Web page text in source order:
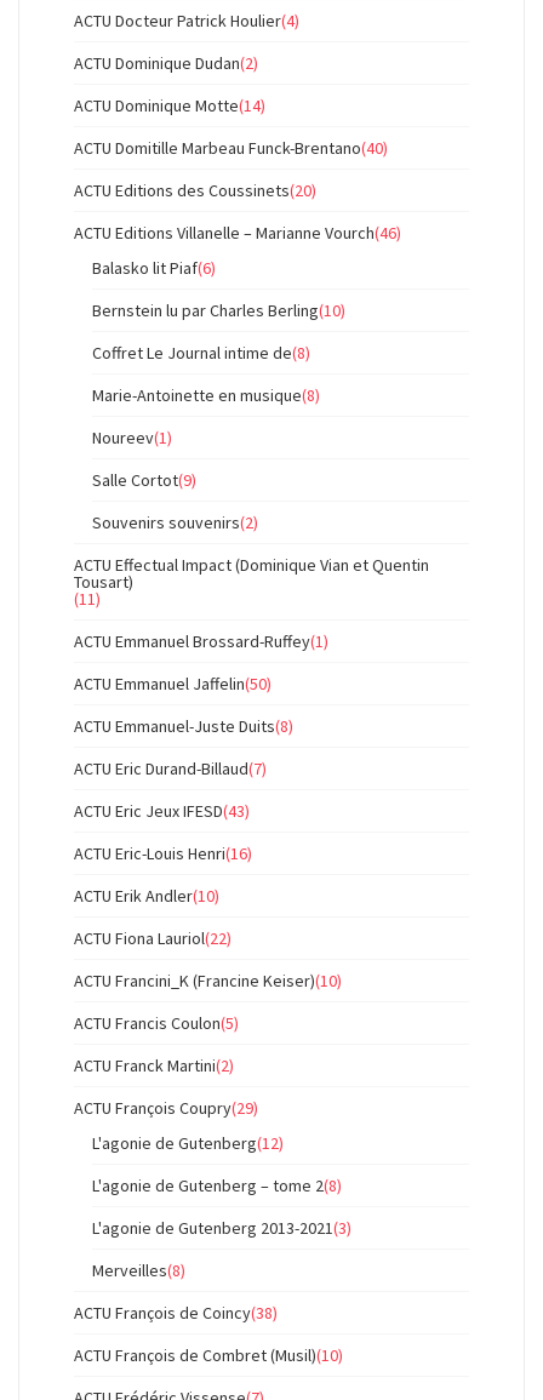
ACTU Docteur Patrick Houlier(4)
ACTU Dominique Dudan(2)
ACTU Dominique Motte(14)
ACTU Domitille Marbeau Funck-Brentano(40)
ACTU Editions des Coussinets(20)
ACTU Editions Villanelle – Marianne Vourch(46)
Balasko lit Piaf(6)
Bernstein lu par Charles Berling(10)
Coffret Le Journal intime de(8)
Marie-Antoinette en musique(8)
Noureev(1)
Salle Cortot(9)
Souvenirs souvenirs(2)
ACTU Effectual Impact (Dominique Vian et Quentin
Tousart)
(11)
ACTU Emmanuel Brossard-Ruffey(1)
ACTU Emmanuel Jaffelin(50)
ACTU Emmanuel-Juste Duits(8)
ACTU Eric Durand-Billaud(7)
ACTU Eric Jeux IFESD(43)
ACTU Eric-Louis Henri(16)
ACTU Erik Andler(10)
ACTU Fiona Lauriol(22)
ACTU Francini_K (Francine Keiser)(10)
ACTU Francis Coulon(5)
ACTU Franck Martini(2)
ACTU François Coupry(29)
L'agonie de Gutenberg(12)
L'agonie de Gutenberg – tome 2(8)
L'agonie de Gutenberg 2013-2021(3)
Merveilles(8)
ACTU François de Coincy(38)
ACTU François de Combret (Musil)(10)